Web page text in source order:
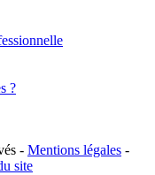
?
- Mentions légales -
site